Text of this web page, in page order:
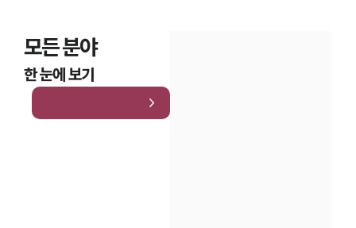
모든 분야
한 눈에 보기